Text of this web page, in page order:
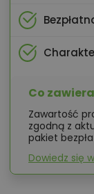
Co
Zawartość
zgodną z
pakiet
Dowiedz się